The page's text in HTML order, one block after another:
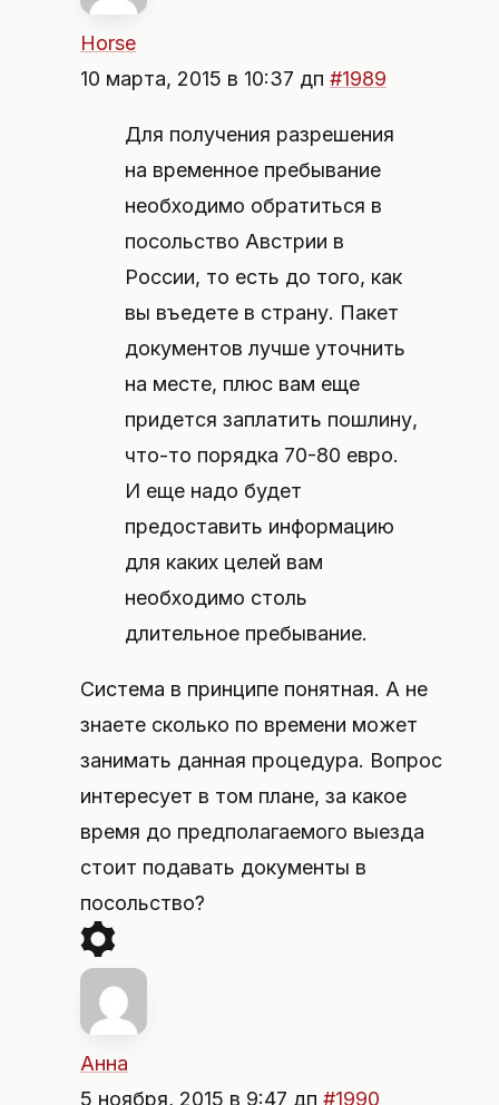
Horse
10 марта, 2015 в 10:37 дп #1989
Для получения разрешения
на временное пребывание
необходимо обратиться в
посольство Австрии в
России, то есть до того, как
вы въедете в страну. Пакет
документов лучше уточнить
на месте, плюс вам еще
придется заплатить пошлину,
что-то порядка 70-80 евро.
И еще надо будет
предоставить информацию
для каких целей вам
необходимо столь
длительное пребывание.
Система в принципе понятная. А не
знаете сколько по времени может
занимать данная процедура. Вопрос
интересует в том плане, за какое
время до предполагаемого выезда
стоит подавать документы в
посольство?
Анна
5 ноября, 2015 в 9:47 дп #1990